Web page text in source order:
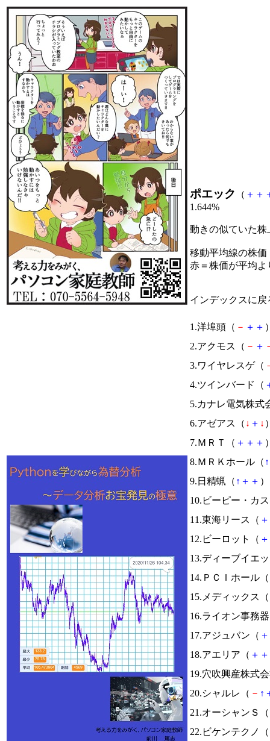
ポエック （ ＋ ＋
1.644%
動きの似ていた
移動平均線の株価
赤＝株価が平均
インデックスに戻
1.洋埠頭（ － ＋ ＋
2.アクモス（ － ＋
3.ワイヤレスゲ（
4.ツインバード（
5.カナレ電気株式
6.アゼアス（ ↓ ＋ ↓
7.ＭＲＴ（ ＋ ＋ ＋
8.ＭＲＫホール（ ↑
9.日精蝋（ ↑ ＋ ＋
10.ビーピー・カ
11.東海リース（ ＋
12.ビーロット（ ＋
13.ディーブイエ
14.ＰＣＩホール（
15.メディックス（
16.ライオン事務
17.アジュバン（ ＋
18.アエリア（ ＋ ＋
19.穴吹興産株式
20.シャルレ（ － ↑
21.オーシャンＳ（
22.ビケンテクノ（